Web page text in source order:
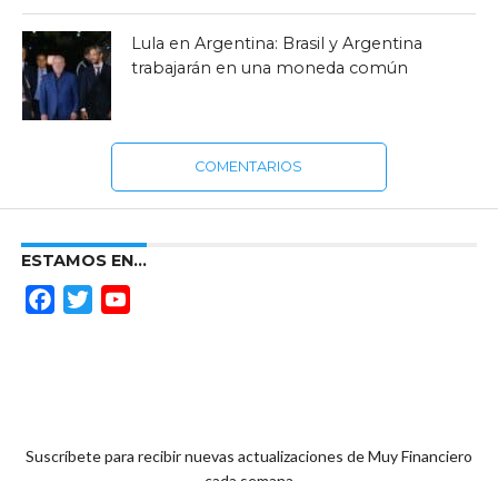
Lula en Argentina: Brasil y Argentina
trabajarán en una moneda común
COMENTARIOS
ESTAMOS EN…
FacebookTwitter
Suscríbete para recibir nuevas actualizaciones de Muy Financiero